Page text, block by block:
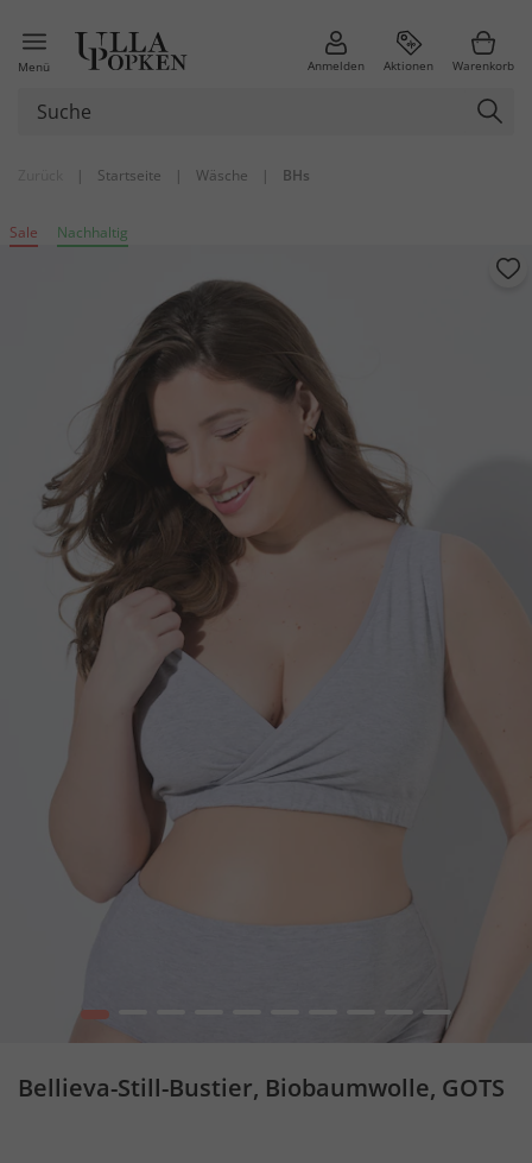
Menü Anmelden Aktionen Warenkorb
| Startseite | Wäsche | BHs
Sale Nachhaltig
1 9 10
Bellieva-Still-Bustier, Biobaumwolle, GOTS